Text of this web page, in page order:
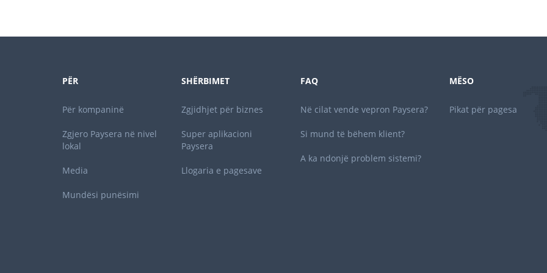
PËR
Për kompaninë
Zgjero Paysera në nivel
lokal
Media
Mundësi punësimi
SHËRBIMET
Zgjidhjet për biznes
Super aplikacioni
Paysera
Llogaria e pagesave
FAQ
Në cilat vende vepron Paysera?
Si mund të bëhem klient?
A ka ndonjë problem sistemi?
MËSO
Pikat për pagesa